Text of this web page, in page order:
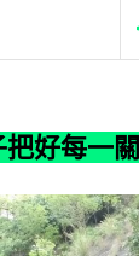
子把好每一關
好每一